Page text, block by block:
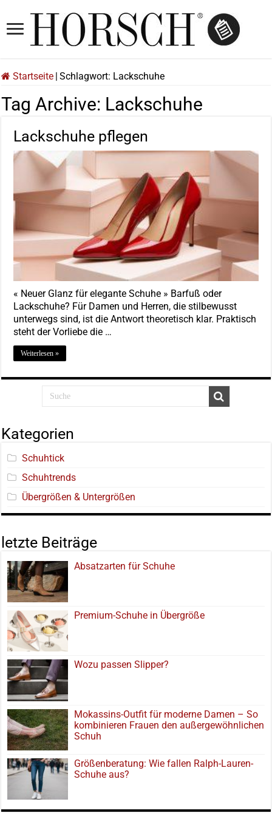
Startseite Schlagwort: Lackschuhe
Tag Archive: Lackschuhe
Lackschuhe pflegen
« Neuer Glanz für elegante Schuhe » Barfuß oder
Lackschuhe? Für Damen und Herren, die stilbewusst
unterwegs sind, ist die Antwort theoretisch klar. Praktisch
steht der Vorliebe die …
Weiterlesen »
Kategorien
Schuhtick
Schuhtrends
Übergrößen & Untergrößen
letzte Beiträge
Absatzarten für Schuhe
Premium-Schuhe in Übergröße
Wozu passen Slipper?
Mokassins-Outfit für moderne Damen – So
kombinieren Frauen den außergewöhnlichen
Schuh
Größenberatung: Wie fallen Ralph-Lauren-
Schuhe aus?